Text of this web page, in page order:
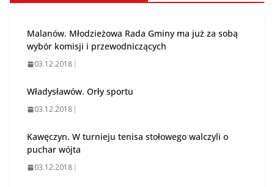
Malanów. Młodzieżowa Rada Gminy ma już za sobą
wybór komisji i przewodniczących
03.12.2018
Władysławów. Orły sportu
03.12.2018
Kawęczyn. W turnieju tenisa stołowego walczyli o
puchar wójta
03.12.2018